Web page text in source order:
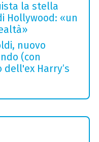
la stella
Hollywood: «un
nuovo
(con
dell'ex Harry’s